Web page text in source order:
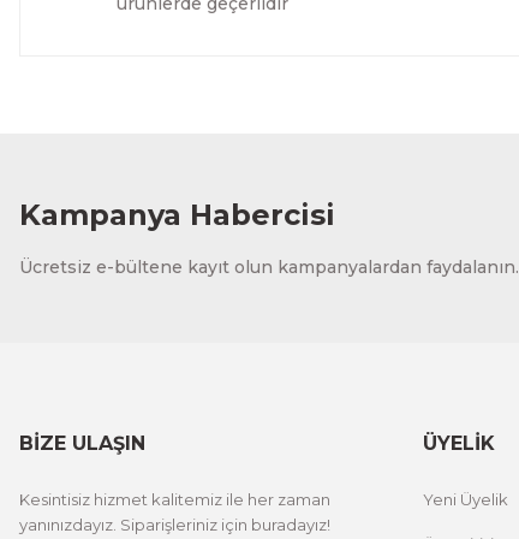
Kampanya Habercisi
Ücretsiz e-bültene kayıt olun kampanyalardan faydalanın.
BİZE ULAŞIN
Kesintisiz hizmet kalitemiz ile her zaman
yanınızdayız. Siparişleriniz için buradayız!
ÜYELİK
Yeni Üyelik